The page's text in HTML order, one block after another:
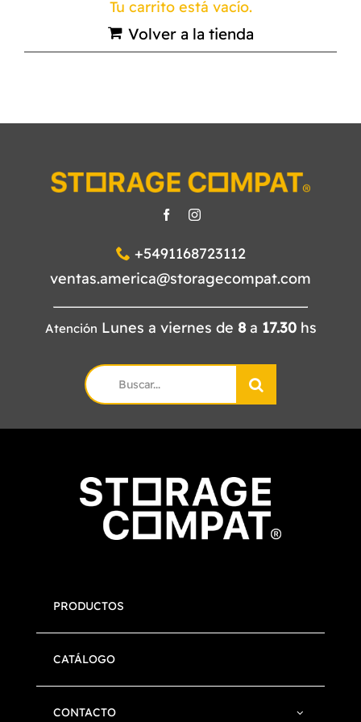
CONTACTO
Tu carrito está vacío.
Volver a la tienda
+5491168723112
ventas.america@storagecompat.com
Atención Lunes a viernes de 8a 17.30hs
Search
for:
PRODUCTOS
CATÁLOGO
CONTACTO